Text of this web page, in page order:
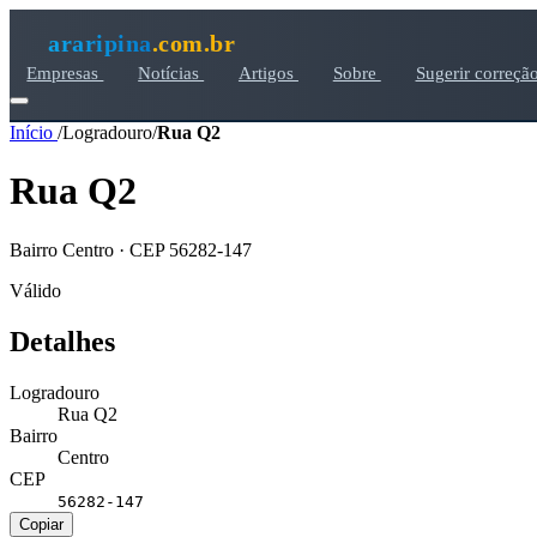
araripina.com.br
Empresas Notícias Artigos Sobre Sugerir
Início /Logradouro/Rua Q2
Rua Q2
Bairro Centro · CEP 56282-147
Válido
Detalhes
Logradouro
Rua Q2
Bairro
Centro
CEP
56282-147
Copiar